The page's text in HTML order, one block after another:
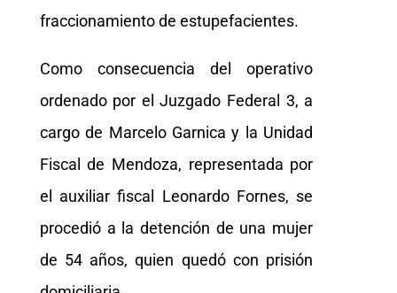
fraccionamiento de estupefacientes.
Como consecuencia del operativo
ordenado por el Juzgado Federal 3, a
cargo de Marcelo Garnica y la Unidad
Fiscal de Mendoza, representada por
el auxiliar fiscal Leonardo Fornes, se
procedió a la detención de una mujer
de 54 años, quien quedó con prisión